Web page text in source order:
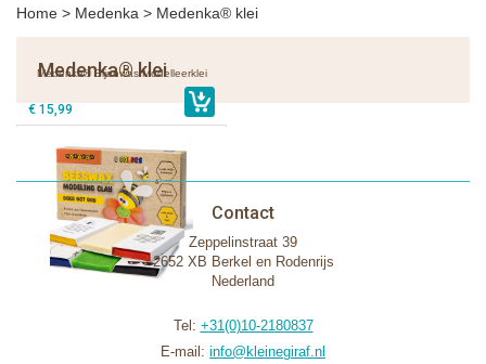
Home > Medenka > Medenka® klei
Medenka® klei
Medenka® Bijenwas Modelleerklei
€ 15,99
Contact
Zeppelinstraat 39
2652 XB Berkel en Rodenrijs
Nederland
Tel: +31(0)10-2180837
E-mail: info@kleinegiraf.nl